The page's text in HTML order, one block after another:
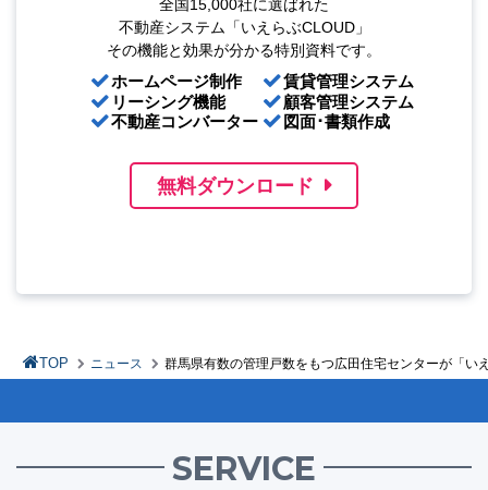
全国15,000社に選ばれた
不動産システム「いえらぶCLOUD」
その機能と効果が分かる特別資料です。
ホームページ制作
リーシング機能
不動産コンバーター
賃貸管理システム
顧客管理システム
図面･書類作成
無料ダウンロード
TOP ニュース 群馬県有数の管理戸数をもつ広田住宅センターが「い
SERVICE